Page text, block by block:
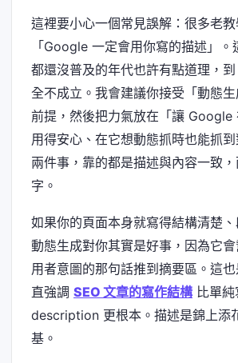
這裡要小心一個常見誤解：很多老
「Google 一定會用你寫的描述」
都還沒普及的年代也許有點道理，
全不成立。我會建議你接受「動態
前提，然後把力氣放在「讓 Google
用得安心、在它想動態抓時也能抓
兩件事，靠的都是描述與內容一致
字。
如果你的頁面本身就寫得結構清楚、
動態生成對你其實是好事，因為它
用者意圖的那句話推到摘要區。這
直強調 SEO 文章的寫作結構比單純
description 更根本。描述是錦上添
基。